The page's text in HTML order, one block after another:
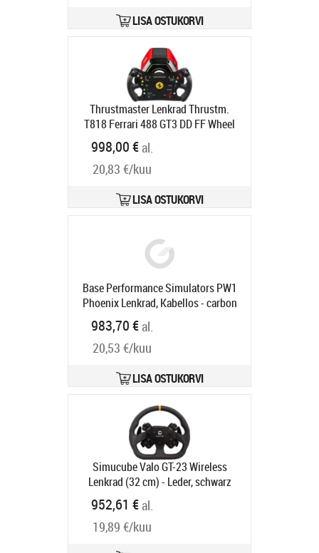
LISA OSTUKORVI
Thrustmaster Lenkrad Thrustm.
T818 Ferrari 488 GT3 DD FF Wheel
(PC) retailTootekood:
Tarneaeg 5-8 tp
998,00 €al.
20,83 €/kuu
LISA OSTUKORVI
Base Performance Simulators PW1
Phoenix Lenkrad, Kabellos - carbon
Tootekood:
Tarneaeg 6-9 tp
983,70 €al.
20,53 €/kuu
LISA OSTUKORVI
Simucube Valo GT-23 Wireless
Lenkrad (32 cm) - Leder, schwarz
Tootekood:
Tarneaeg 6-9 tp
952,61 €al.
19,89 €/kuu